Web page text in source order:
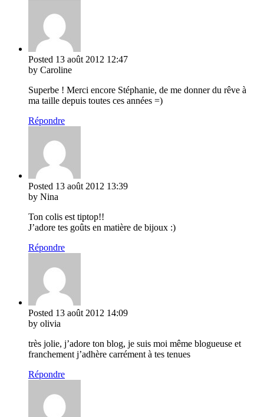
Posted 13 août 2012 12:47
by Caroline
Superbe ! Merci encore Stéphanie, de me donner du rêve à
ma taille depuis toutes ces années =)
Répondre
Posted 13 août 2012 13:39
by Nina
Ton colis est tiptop!!
J’adore tes goûts en matière de bijoux :)
Répondre
Posted 13 août 2012 14:09
by olivia
très jolie, j’adore ton blog, je suis moi même blogueuse et
franchement j’adhère carrément à tes tenues
Répondre